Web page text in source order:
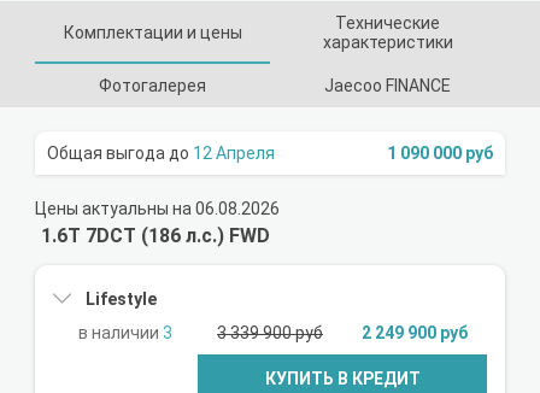
Комплектации и цены
Технические
характеристики
Фотогалерея Jaecoo FINANCE
12 Апреля 1 090 000 руб
Цены актуальны на 06.08.2026
1.6T 7DCT (186 л.с.) FWD
Lifestyle
3
3 339 900 руб 2 249 900 руб
КУПИТЬ В КРЕДИТ